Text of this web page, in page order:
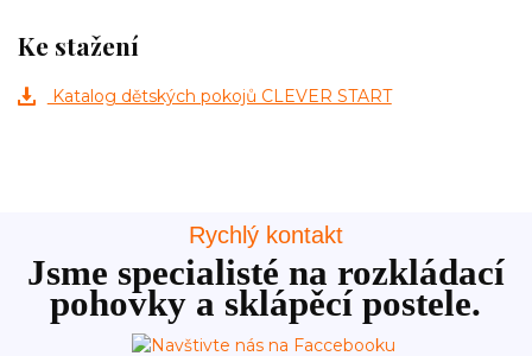
Ke stažení
Katalog dětských pokojů CLEVER START
Rychlý kontakt
Jsme specialisté na rozkládací
pohovky a sklápěcí postele.